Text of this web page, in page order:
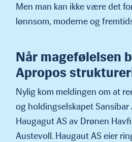
Men man kan ikke være det
lønnsom, moderne og
Når magefølelsen
Apropos
Nylig kom meldingen om at
og holdingselska­pet Sansibar
Haugagut AS av Drønen
Austevoll. Haugaut AS eier